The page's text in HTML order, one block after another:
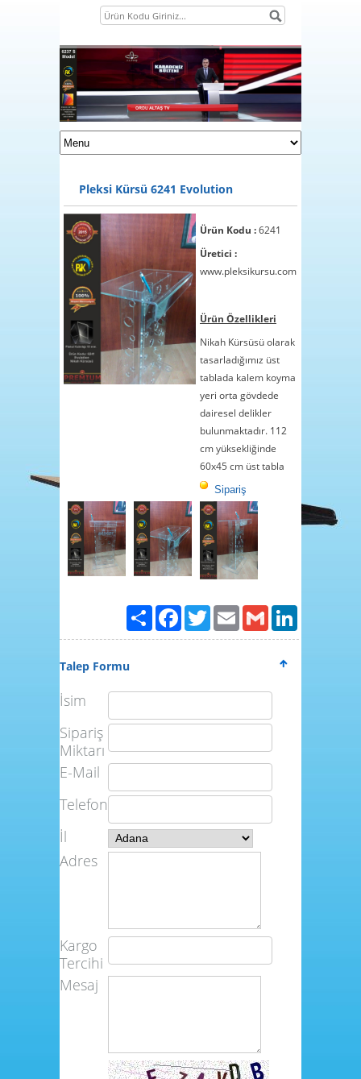
Pleksi Kürsü 6241 Evolution
Ürün Kodu :6241
Üretici :
www.pleksikursu.com
Ürün Özellikleri
Nikah Kürsüsü olarak
tasarladığımız üst
tablada kalem koyma
yeri orta gövdede
dairesel delikler
bulunmaktadır. 112
cm yüksekliğinde
60x45 cm üst tabla
Sipariş
PaylaşFacebook
TwitterEmailGmail
Talep Formu
İsim
Sipariş
Miktarı
E-Mail
Telefon
İl
Adres
Kargo
Tercihi
Mesaj